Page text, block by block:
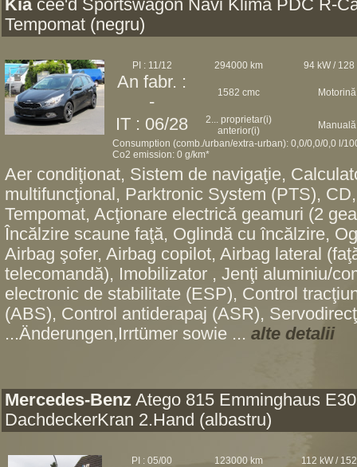
Kiacee'd Sportswagon Navi Klima PDC R-
Tempomat (negru)
PI : 11/12 294000 km 94 kW / 128
An fabr. :
-
1582 cmc Motorină
IT : 06/28
2... proprietar(i)
anterior(i)
Manuală
Consumption (comb./urban/extra-urban): 0,0/0,0/0,0 l/
Co2 emission: 0 g/km*
Aer condiţionat, Sistem de navigaţie,
multifuncţional, Parktronic System (PTS),
Tempomat, Acţionare electrică geamuri (2
Încălzire scaune faţă, Oglindă cu încălzire,
Airbag şofer, Airbag copilot, Airbag lateral
telecomandă), Imobilizator , Jenţi aluminiu/
electronic de stabilitate (ESP), Control
(ABS), Control antiderapaj (ASR),
...Änderungen,Irrtümer sowie ... alte detalii
Mercedes-Benz Atego 815 Emminghaus E30
DachdeckerKran 2.Hand (albastru)
PI : 05/00 123000 km 112 kW /